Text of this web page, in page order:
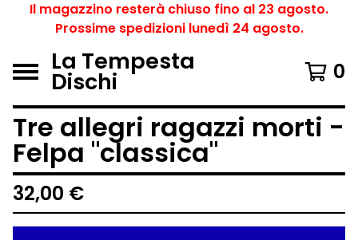
Il magazzino resterà chiuso fino al 23 agosto.
Prossime spedizioni lunedì 24 agosto.
La Tempesta
Dischi 0
Tre allegri ragazzi morti -
Felpa "classica"
32,00 €